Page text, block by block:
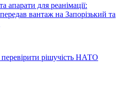
апарати для реанімації:
вантаж на Запорізький та
рішучість НАТО